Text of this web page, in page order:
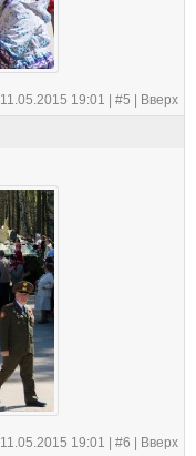
11.05.2015 19:01 | #5 Вверх
11.05.2015 19:01 | #6 Вверх